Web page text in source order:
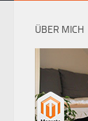
ÜBER MICH